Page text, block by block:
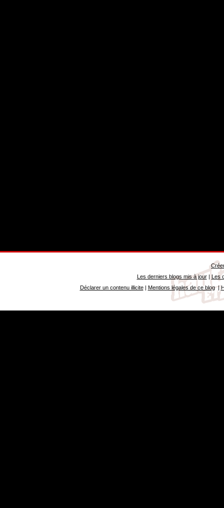
Les derniers blogs mis à jour| Les
Déclarer un contenu illicite| Mentions légales de ce blog|